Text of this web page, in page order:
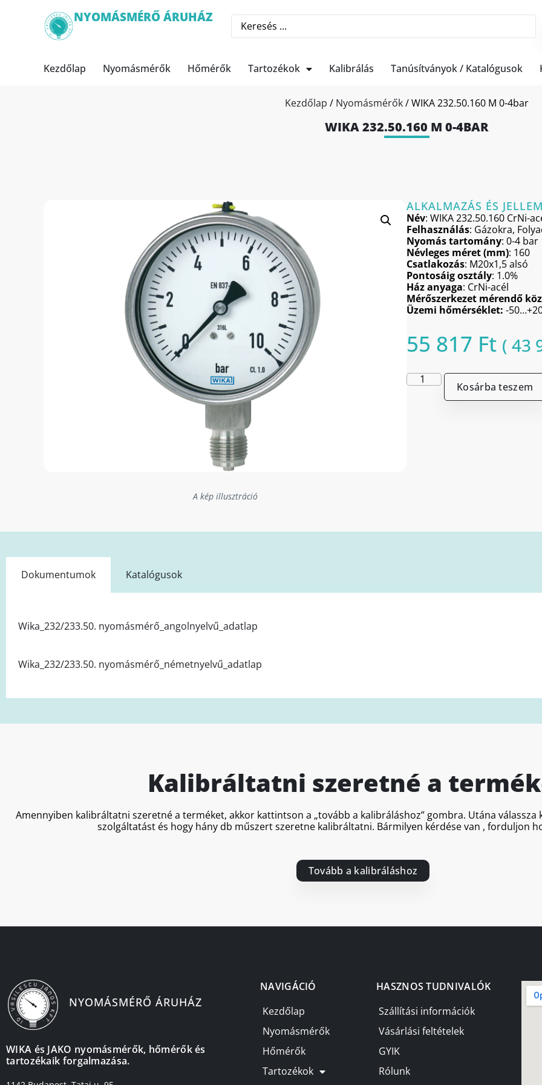
NYOMÁSMÉRŐ ÁRUHÁZ
Kezdőlap Nyomásmérők Hőmérők Tartozékok Kalibrálás Tanúsítványok / Katalógusok
Kezdőlap / Nyomásmérők/ WIKA 232.50.160 M 0-4bar
WIKA 232.50.160 M 0-4BAR
A kép illusztráció
ALKALMAZÁS ÉS
Név: WIKA 232.50.160 CrNi-
Felhasználás: Gázokra,
Nyomás tartomány: 0-4 bar
Névleges méret (mm): 160
Csatlakozás: M20x1,5 alsó
Pontosáig osztály: 1.0%
Ház anyaga: CrNi-acél
Mérőszerkezet mérendő
Üzemi hőmérséklet: -
55 817 Ft ( 43
Kosárba teszem
Dokumentumok Katalógusok
Wika_232/233.50. nyomásmérő_angolnyelvű_adatlap
Wika_232/233.50. nyomásmérő_németnyelvű_adatlap
Kalibráltatni szeretné a
Amennyiben kalibráltatni szeretné a terméket, akkor kattintson a „tovább a kalibráláshoz” gombra. Utána
szolgáltatást és hogy hány db műszert szeretne kalibráltatni. Bármilyen kérdése van , forduljon
Tovább a kalibráláshoz
NYOMÁSMÉRŐ ÁRUHÁZ
WIKA és JAKO nyomásmérők, hőmérők és
tartozékaik forgalmazása.
NAVIGÁCIÓ
Kezdőlap
Nyomásmérők
Hőmérők
Tartozékok
HASZNOS TUDNIVALÓK
Szállítási információk
Vásárlási feltételek
GYIK
Rólunk